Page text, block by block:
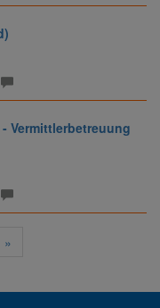
Vermittlerbetreuung
»